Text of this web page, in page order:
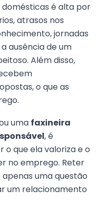
é alta por
atrasos nos
jornadas
ausência de um
Além disso,
o que as
uma faxineira
, é
que ela valoriza e o
no emprego. Reter
uma questão
um relacionamento